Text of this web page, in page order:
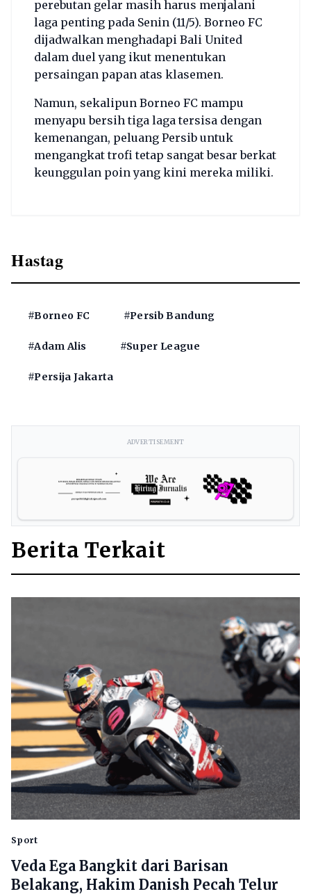
perebutan gelar masih harus menjalani
laga penting pada Senin (11/5). Borneo FC
dijadwalkan menghadapi Bali United
dalam duel yang ikut menentukan
persaingan papan atas klasemen.
Namun, sekalipun Borneo FC mampu
menyapu bersih tiga laga tersisa dengan
kemenangan, peluang Persib untuk
mengangkat trofi tetap sangat besar berkat
keunggulan poin yang kini mereka miliki.
Hastag
#Borneo FC #Persib Bandung
#Adam Alis #Super League
#Persija Jakarta
ADVERTISEMENT
Berita Terkait
Sport
Veda Ega Bangkit dari Barisan
Belakang, Hakim Danish Pecah Telur